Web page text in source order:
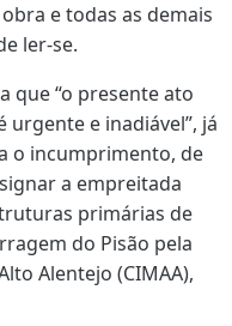
e todas as demais
ler-se.
que “o presente ato
urgente e inadiável”, já
o incumprimento, de
a empreitada
primárias de
do Pisão pela
Alentejo (CIMAA),